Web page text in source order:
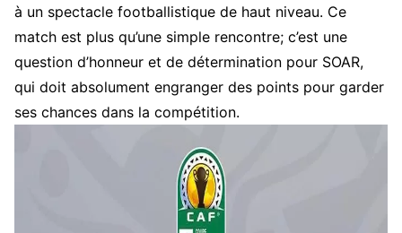
à un spectacle footballistique de haut niveau. Ce
match est plus qu’une simple rencontre; c’est une
question d’honneur et de détermination pour SOAR,
qui doit absolument engranger des points pour garder
ses chances dans la compétition.